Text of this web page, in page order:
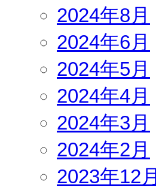
2024年8月
2024年6月
2024年5月
2024年4月
2024年3月
2024年2月
2023年12月